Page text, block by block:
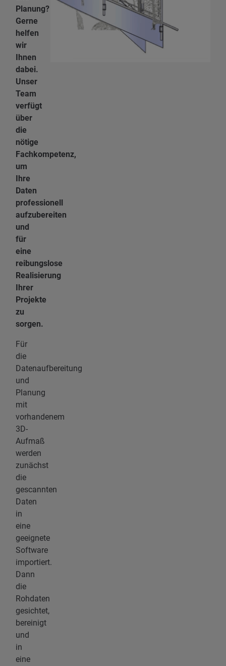
Planung?
Gerne
helfen
wir
Ihnen
dabei.
Unser
Team
verfügt
über
die
nötige
Fachkompetenz,
um
Ihre
Daten
professionell
aufzubereiten
und
für
eine
reibungslose
Realisierung
Ihrer
Projekte
zu
sorgen.
Für
die
Datenaufbereitung
und
Planung
mit
vorhandenem
3D-
Aufmaß
werden
zunächst
die
gescannten
Daten
in
eine
geeignete
Software
importiert.
Dann
die
Rohdaten
gesichtet,
bereinigt
und
in
eine